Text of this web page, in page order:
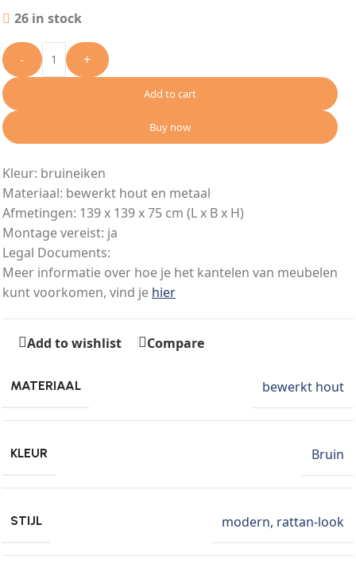
26 in stock
- +
Add to cart
Buy now
Kleur: bruineiken
Materiaal: bewerkt hout en metaal
Afmetingen: 139 x 139 x 75 cm (L x B x H)
Montage vereist: ja
Legal Documents:
Meer informatie over hoe je het kantelen van meubelen
kunt voorkomen, vind je hier
Add to wishlist Compare
MATERIAAL bewerkt hout
KLEUR Bruin
STIJL modern, rattan-look